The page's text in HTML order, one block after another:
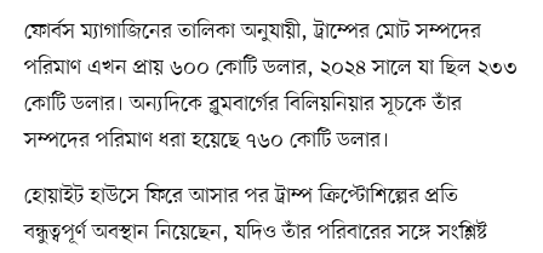
ফোর্বস ম্যাগাজিনের তালিকা অনুযায়ী, ট্রাম্পের মোট সম্পদের
পরিমাণ এখন প্রায় ৬০০ কোটি ডলার, ২০২৪ সালে যা ছিল ২৩৩
কোটি ডলার। অন্যদিকে ব্লুমবার্গের বিলিয়নিয়ার সূচকে তাঁর
সম্পদের পরিমাণ ধরা হয়েছে ৭৬০ কোটি ডলার।
হোয়াইট হাউসে ফিরে আসার পর ট্রাম্প ক্রিপ্টোশিল্পের প্রতি
বন্ধুত্বপূর্ণ অবস্থান নিয়েছেন, যদিও তাঁর পরিবারের সঙ্গে সংশ্লিষ্ট